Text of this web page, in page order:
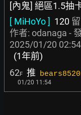
[內鬼] 絕區1.5抽
[ MiHoYo ] 120
作者: odanaga -
2025/01/20 02:54
(1年前)
62F 推 bears8520
01/20 11:54